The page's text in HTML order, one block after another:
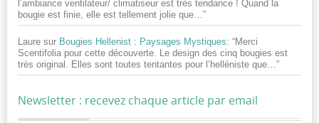
l’ambiance ventilateur/ climatiseur est très tendance ! Quand la
bougie est finie, elle est tellement jolie que… ”
Laure sur Bougies Hellenist : Paysages Mystiques: “Merci
Scentifolia pour cette découverte. Le design des cinq bougies est
très original. Elles sont toutes tentantes pour l’helléniste que… ”
Newsletter : recevez chaque article par email